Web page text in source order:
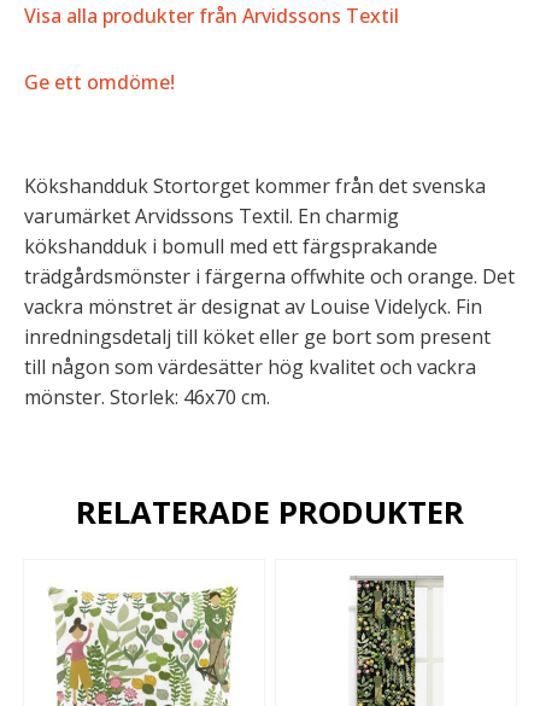
Visa alla produkter från Arvidssons Textil
Ge ett omdöme!
Kökshandduk Stortorget kommer från det svenska
varumärket Arvidssons Textil. En charmig
kökshandduk i bomull med ett färgsprakande
trädgårdsmönster i färgerna offwhite och orange. Det
vackra mönstret är designat av Louise Videlyck. Fin
inredningsdetalj till köket eller ge bort som present
till någon som värdesätter hög kvalitet och vackra
mönster. Storlek: 46x70 cm.
RELATERADE PRODUKTER